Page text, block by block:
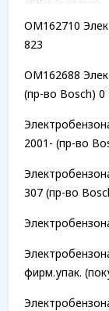
OM162710
823
OM162688
(пр-во Bosch) 0
2001- (пр-во
307 (пр-во
фирм.упак.